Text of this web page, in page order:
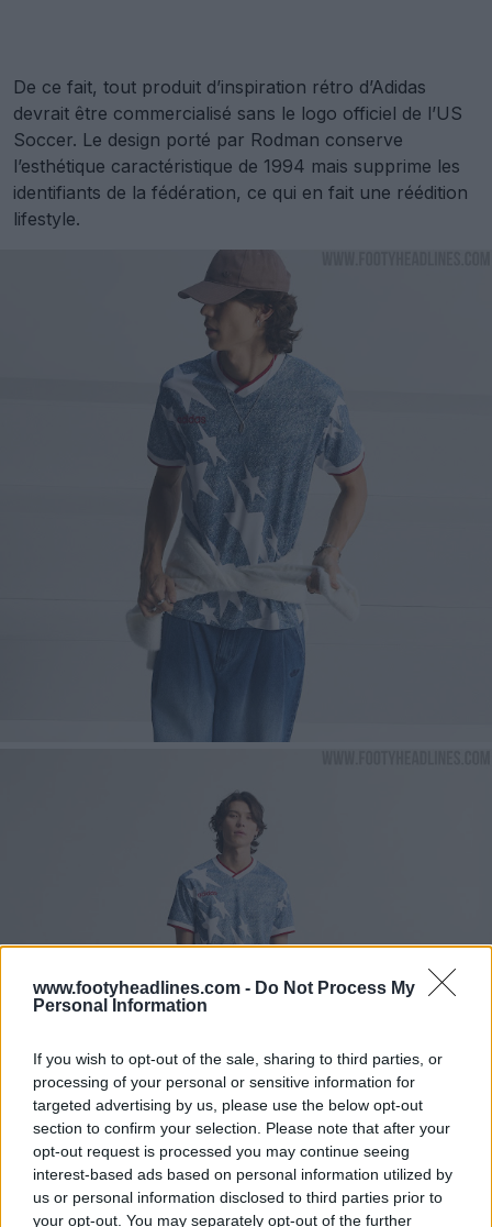
www.footyheadlines.com - Do Not Process My
Personal Information
If you wish to opt-out of the sale, sharing to third parties, or
processing of your personal or sensitive information for
targeted advertising by us, please use the below opt-out
section to confirm your selection. Please note that after your
opt-out request is processed you may continue seeing
interest-based ads based on personal information utilized by
us or personal information disclosed to third parties prior to
your opt-out. You may separately opt-out of the further
De ce fait, tout produit d’inspiration rétro d’Adidas
devrait être commercialisé sans le logo officiel de l’US
Soccer. Le design porté par Rodman conserve
l’esthétique caractéristique de 1994 mais supprime les
identifiants de la fédération, ce qui en fait une réédition
lifestyle.